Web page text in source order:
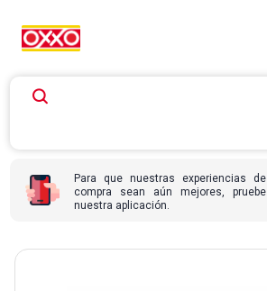
Para que nuestras experiencias de
compra sean aún mejores, pruebe
nuestra aplicación.